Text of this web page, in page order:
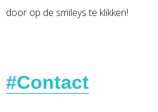
door op de smileys te klikken!
#Contact